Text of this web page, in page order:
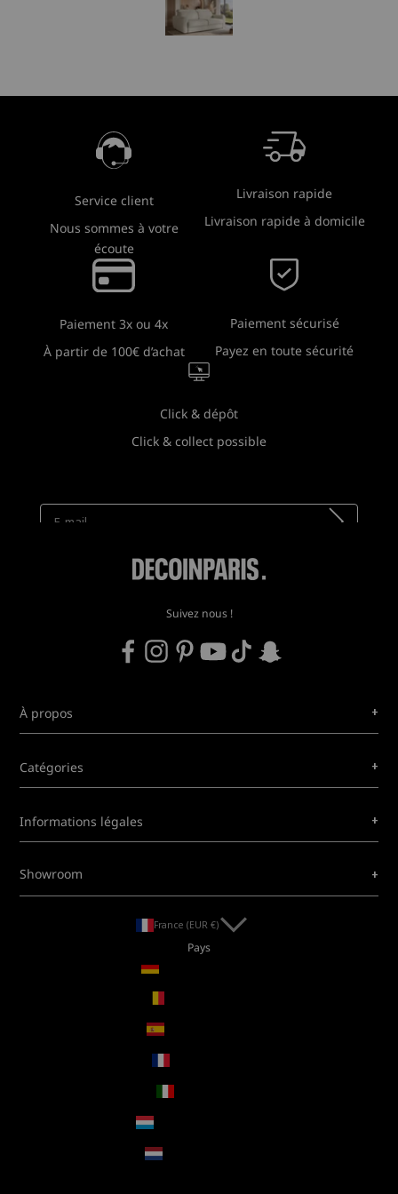
Service client
Nous sommes à votre
écoute
Livraison rapide
Livraison rapide à domicile
Paiement 3x ou 4x
À partir de 100€ d’achat
Paiement sécurisé
Payez en toute sécurité
Click & dépôt
Click & collect possible
Newsletter
Suivez nous !
À propos +
Catégories +
Informations légales +
Showroom +
France (EUR €)
Pays